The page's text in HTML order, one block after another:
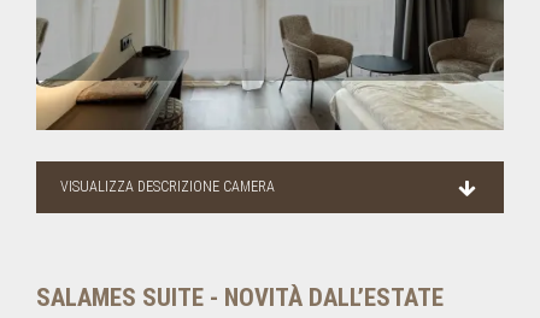
VISUALIZZA DESCRIZIONE CAMERA
SALAMES SUITE - NOVITÀ DALL’ESTATE